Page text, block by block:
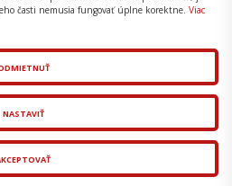
časti nemusia fungovať úplne korektne. Viac
NASTAVIŤ